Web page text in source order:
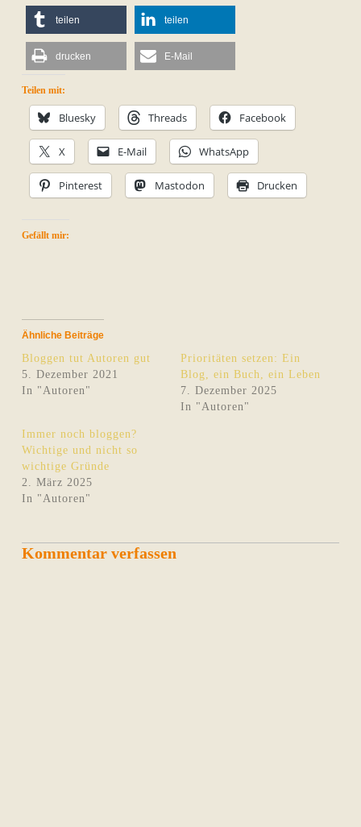
teilen teilen
drucken E-Mail
Teilen mit:
Bluesky Threads Facebook
X E-Mail WhatsApp
Pinterest Mastodon Drucken
Gefällt mir:
Ähnliche Beiträge
Bloggen tut Autoren gut
5. Dezember 2021
In "Autoren"
Prioritäten setzen: Ein
Blog, ein Buch, ein Leben
7. Dezember 2025
In "Autoren"
Immer noch bloggen?
Wichtige und nicht so
wichtige Gründe
2. März 2025
In "Autoren"
Kommentar verfassen